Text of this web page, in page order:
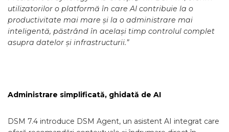
utilizatorilor o platformă în care AI contribuie la o
productivitate mai mare și la o administrare mai
inteligentă, păstrând în același timp controlul complet
asupra datelor și infrastructurii.”
Administrare simplificată, ghidată de AI
DSM 7.4 introduce DSM Agent, un asistent AI integrat care